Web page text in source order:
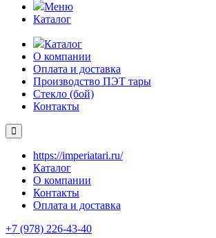
Меню
Каталог
Каталог
О компании
Оплата и доставка
Производство ПЭТ тары
Стекло (бой)
Контакты
https://imperiatari.ru/
Каталог
О компании
Контакты
Оплата и доставка
+7 (978) 226-43-40